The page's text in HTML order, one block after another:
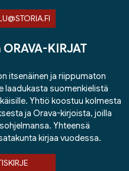
KIRJAT
itsenäinen ja riippumaton
laadukasta suomenkielistä
Yhtiö koostuu kolmesta
ja Orava-kirjoista, joilla
Yhteensä
kirjaa vuodessa.